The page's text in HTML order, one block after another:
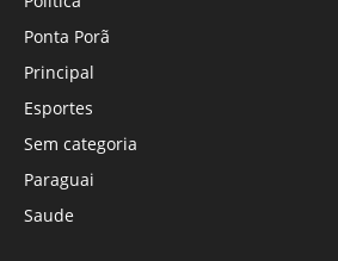
Ponta Porã
Principal
Esportes
Sem categoria
Paraguai
Saude